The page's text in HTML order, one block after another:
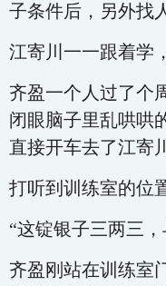
子条件后，另外找
江寄川一一跟着学
齐盈一个人过了个
闭眼脑子里乱哄哄
直接开车去了江寄
打听到训练室的位
“这锭银子三两三
齐盈刚站在训练室